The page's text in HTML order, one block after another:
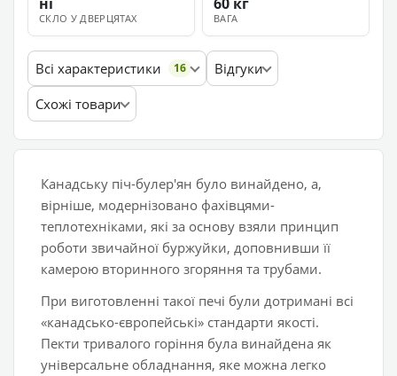
СКЛО У ДВЕРЦЯТАХ ВАГА
Всі характеристики 16
Відгуки
Схожі товари
Канадську піч-булер'ян було винайдено, а,
вірніше, модернізовано фахівцями-
теплотехніками, які за основу взяли принцип
роботи звичайної буржуйки, доповнивши її
камерою вторинного згоряння та трубами.
При виготовленні такої печі були дотримані всі
«канадсько-європейські» стандарти якості.
Пекти тривалого горіння була винайдена як
універсальне обладнання, яке можна легко